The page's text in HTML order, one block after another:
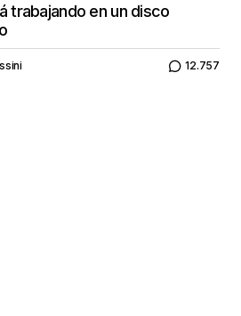
trabajando en un disco
12.757